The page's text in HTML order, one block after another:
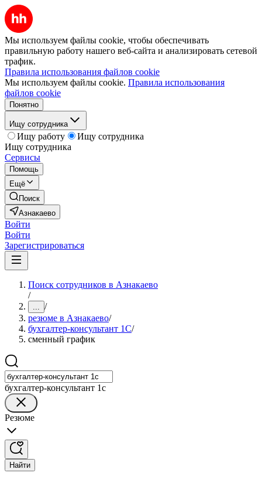
Мы используем файлы cookie, чтобы обеспечивать
правильную работу нашего веб-сайта и анализировать сетевой
трафик.
Правила использования файлов cookie
Мы используем файлы cookie. Правила использования
файлов cookie
Понятно
Ищу сотрудника
Ищу работу
Ищу сотрудника
Ищу сотрудника
Сервисы
Помощь
Ещё
Поиск
Азнакаево
Войти
Войти
Зарегистрироваться
Поиск сотрудников в Азнакаево
/
... /
резюме в Азнакаево/
бухгалтер-консультант 1С/
сменный график
бухгалтер-консультант 1с
Резюме
Найти